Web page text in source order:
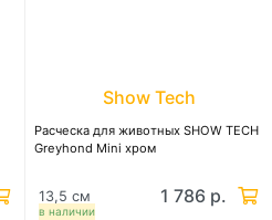
Show Tech
Расческа для животных SHOW TECH
Greyhond Mini хром
в наличии
13,5 см 1 786 р.